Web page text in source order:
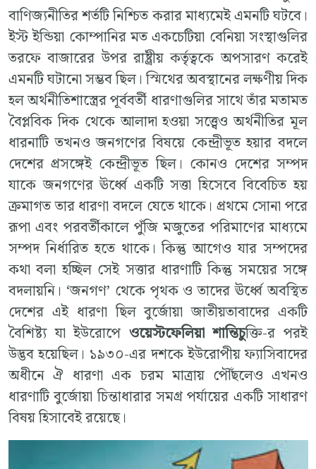
বাণিজ্যনীতির শর্তটি নিশ্চিত করার মাধ্যমেই এমনটি ঘটবে।
ইস্ট ইন্ডিয়া কোম্পানির মত একচেটিয়া বেনিয়া সংস্থাগুলির
তরফে বাজারের উপর রাষ্ট্রীয় কর্তৃত্বকে অপসারণ করেই
এমনটি ঘটানো সম্ভব ছিল। স্মিথের অবস্থানের লক্ষণীয় দিক
হল অর্থনীতিশাস্ত্রের পূর্ববর্তী ধারণাগুলির সাথে তাঁর মতামত
বৈপ্লবিক দিক থেকে আলাদা হওয়া সত্ত্বেও অর্থনীতির মূল
ধারনাটি তখনও জনগণের বিষয়ে কেন্দ্রীভূত হয়ার বদলে
দেশের প্রসঙ্গেই কেন্দ্রীভূত ছিল। কোনও দেশের সম্পদ
যাকে জনগণের ঊর্ধ্বে একটি সত্তা হিসেবে বিবেচিত হয়
ক্রমাগত তার ধারণা বদলে যেতে থাকে। প্রথমে সোনা পরে
রূপা এবং পরবর্তীকালে পুঁজি মজুতের পরিমাণের মাধ্যমে
সম্পদ নির্ধারিত হতে থাকে। কিন্তু আগেও যার সম্পদের
কথা বলা হচ্ছিল সেই সত্তার ধারণাটি কিন্তু সময়ের সঙ্গে
বদলায়নি। ‘জনগণ’ থেকে পৃথক ও তাদের ঊর্ধ্বে অবস্থিত
দেশের এই ধারণা ছিল বুর্জোয়া জাতীয়তাবাদের একটি
বৈশিষ্ট্য যা ইউরোপে ওয়েস্টফেলিয়া শান্তিচুক্তি-র পরই
উদ্ভব হয়েছিল। ১৯৩০-এর দশকে ইউরোপীয় ফ্যাসিবাদের
অধীনে ঐ ধারণা এক চরম মাত্রায় পৌঁছলেও এখনও
ধারণাটি বুর্জোয়া চিন্তাধারার সমগ্র পর্যায়ের একটি সাধারণ
বিষয় হিসাবেই রয়েছে।